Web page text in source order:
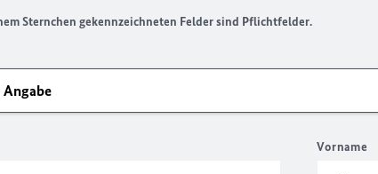
Sternchen gekennzeichneten Felder sind Pflichtfelder.
Vorname